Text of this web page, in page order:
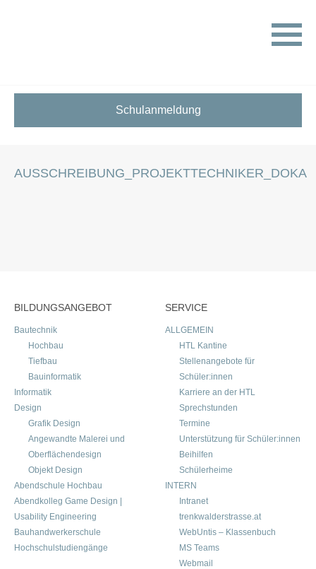
Schulanmeldung
AUSSCHREIBUNG_PROJEKTTECHNIKER_DOKA
BILDUNGSANGEBOT
Bautechnik
Hochbau
Tiefbau
Bauinformatik
Informatik
Design
Grafik Design
Angewandte Malerei und
Oberflächendesign
Objekt Design
Abendschule Hochbau
Abendkolleg Game Design |
Usability Engineering
Bauhandwerkerschule
Hochschulstudiengänge
SERVICE
ALLGEMEIN
HTL Kantine
Stellenangebote für
Schüler:innen
Karriere an der HTL
Sprechstunden
Termine
Unterstützung für Schüler:innen
Beihilfen
Schülerheime
INTERN
Intranet
trenkwalderstrasse.at
WebUntis – Klassenbuch
MS Teams
Webmail